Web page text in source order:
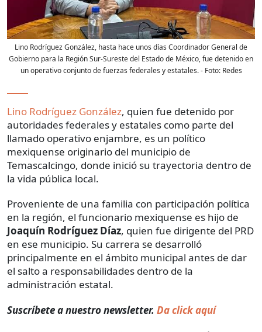
Lino Rodríguez González, hasta hace unos días Coordinador General de
Gobierno para la Región Sur-Sureste del Estado de México, fue detenido en
un operativo conjunto de fuerzas federales y estatales.- Foto: Redes
Lino Rodríguez González, quien fue detenido por
autoridades federales y estatales como parte del
llamado operativo enjambre, es un político
mexiquense originario del municipio de
Temascalcingo, donde inició su trayectoria dentro de
la vida pública local.
Proveniente de una familia con participación política
en la región, el funcionario mexiquense es hijo de
Joaquín Rodríguez Díaz, quien fue dirigente del PRD
en ese municipio. Su carrera se desarrolló
principalmente en el ámbito municipal antes de dar
el salto a responsabilidades dentro de la
administración estatal.
Suscríbete a nuestro newsletter. Da click aquí